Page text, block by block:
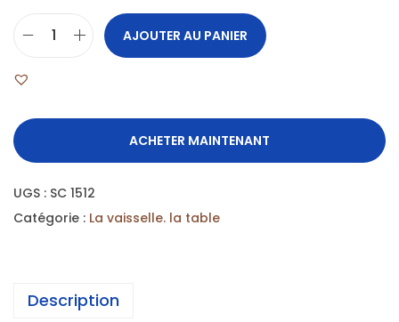
AJOUTER AU PANIER
ACHETER MAINTENANT
UGS : SC 1512
Catégorie : La vaisselle. la table
Description